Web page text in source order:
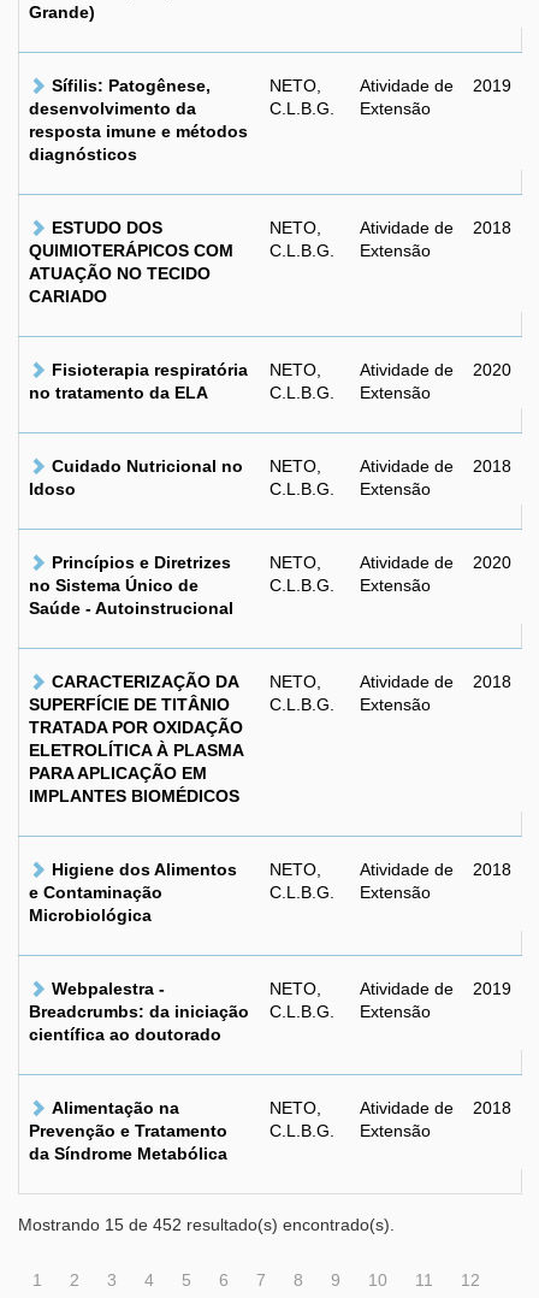
Grande)
Sífilis: Patogênese,
desenvolvimento da
resposta imune e métodos
diagnósticos
NETO,
C.L.B.G.
Atividade de
Extensão
2019
ESTUDO DOS
QUIMIOTERÁPICOS COM
ATUAÇÃO NO TECIDO
CARIADO
NETO,
C.L.B.G.
Atividade de
Extensão
2018
Fisioterapia respiratória
no tratamento da ELA
NETO,
C.L.B.G.
Atividade de
Extensão
2020
Cuidado Nutricional no
Idoso
NETO,
C.L.B.G.
Atividade de
Extensão
2018
Princípios e Diretrizes
no Sistema Único de
Saúde - Autoinstrucional
NETO,
C.L.B.G.
Atividade de
Extensão
2020
CARACTERIZAÇÃO DA
SUPERFÍCIE DE TITÂNIO
TRATADA POR OXIDAÇÃO
ELETROLÍTICA À PLASMA
PARA APLICAÇÃO EM
IMPLANTES BIOMÉDICOS
NETO,
C.L.B.G.
Atividade de
Extensão
2018
Higiene dos Alimentos
e Contaminação
Microbiológica
NETO,
C.L.B.G.
Atividade de
Extensão
2018
Webpalestra -
Breadcrumbs: da iniciação
científica ao doutorado
NETO,
C.L.B.G.
Atividade de
Extensão
2019
Alimentação na
Prevenção e Tratamento
da Síndrome Metabólica
NETO,
C.L.B.G.
Atividade de
Extensão
2018
Mostrando 15 de 452 resultado(s) encontrado(s).
1 2 3 4 5 6 7 8 9 10 11 12